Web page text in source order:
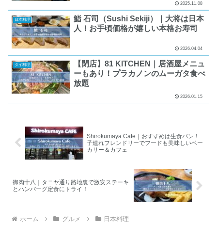
2025.11.08
日本料理
鮨 石司（Sushi Sekiji）｜大将は日本
人！お手頃価格が嬉しい本格お寿司
2026.04.04
タイ料理
【閉店】81 KITCHEN｜居酒屋メニュ
ーもあり！プラカノンのムーガタ食べ
放題
2026.01.15
Shirokumaya Cafe｜おすすめは生食パン！
子連れフレンドリーでフードも美味しいベー
カリー＆カフェ
御肉十八｜タニヤ通り路地裏で激安ステーキ
とハンバーグ定食にトライ！
ホーム グルメ 日本料理